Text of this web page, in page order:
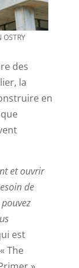
OSTRY
des
la
en
et ouvrir
de
est
The